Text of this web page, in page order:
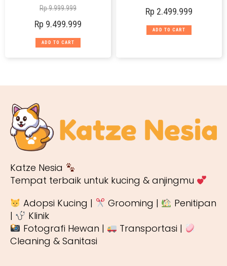
Rp9.999.999
Rp 9.499.999
ADD TO CART
Rp 2.499.999
ADD TO CART
Katze Nesia
Tempat terbaik untuk kucing & anjingmu
Adopsi Kucing |
Grooming |
Penitipan
|
Klinik
Fotografi Hewan |
Transportasi |
Cleaning & Sanitasi